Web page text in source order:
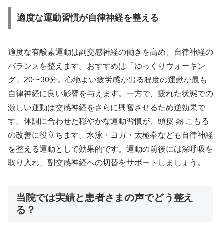
適度な運動習慣が自律神経を整える
適度な有酸素運動は副交感神経の働きを高め、自律神経の
バランスを整えます。おすすめは「ゆっくりウォーキン
グ」20〜30分。心地よい疲労感が出る程度の運動が最も
自律神経に良い影響を与えます。一方で、疲れた状態での
激しい運動は交感神経をさらに興奮させるため逆効果で
す。体調に合わせた穏やかな運動習慣が、頭皮 熱 こもる
の改善に役立ちます。水泳・ヨガ・太極拳なども自律神経
を整える運動として効果的です。運動の前後には深呼吸を
取り入れ、副交感神経への切替をサポートしましょう。
当院では実績と患者さまの声でどう整え
る？